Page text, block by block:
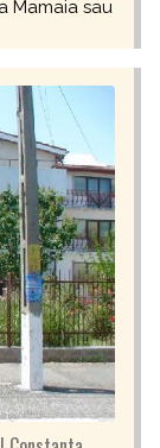
Mamaia sau